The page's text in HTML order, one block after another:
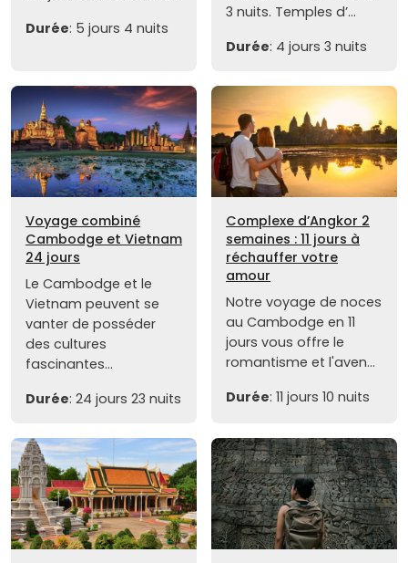
Durée: 5 jours 4 nuits
3 nuits. Temples d’...
Durée: 4 jours 3 nuits
Voyage combiné
Cambodge et Vietnam
24 jours
Le Cambodge et le
Vietnam peuvent se
vanter de posséder
des cultures
fascinantes...
Durée: 24 jours 23 nuits
Complexe d’Angkor 2
semaines : 11 jours à
réchauffer votre
amour
Notre voyage de noces
au Cambodge en 11
jours vous offre le
romantisme et l'aven...
Durée: 11 jours 10 nuits